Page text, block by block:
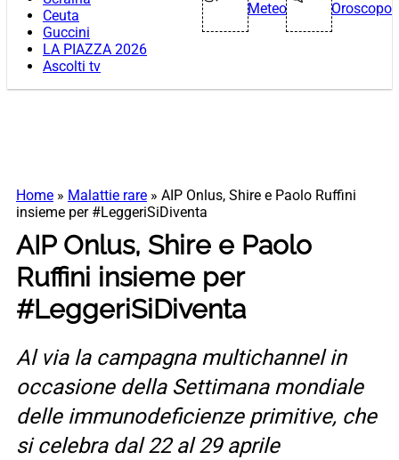
Ceuta
Guccini
LA PIAZZA 2026
Ascolti tv
Meteo Oroscopo
Home » Malattie rare » AIP Onlus, Shire e Paolo Ruffini
insieme per #LeggeriSiDiventa
AIP Onlus, Shire e Paolo
Ruffini insieme per
#LeggeriSiDiventa
Al via la campagna multichannel in
occasione della Settimana mondiale
delle immunodeficienze primitive, che
si celebra dal 22 al 29 aprile